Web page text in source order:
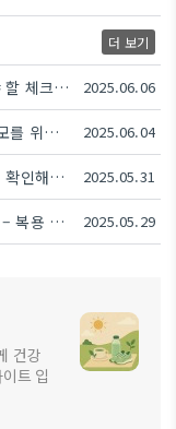
더 보기
루테인 부작용 7가지 – 복용 전 반드시 알아야 할 체크리스트 2025.06.06
임산부 루테인 복용 안전한가요? – 태아와 산모를 위한 7가지 체크포인트 2025.06.04
루테인 과다복용 증상 7가지 – 복용 전 반드시 확인해야 할 경고 신호 2025.05.31
루테인 부작용 두통 관련성 5가지 체크포인트 – 복용 전 반드시 알아야 할 정보 2025.05.29
건강
트 입